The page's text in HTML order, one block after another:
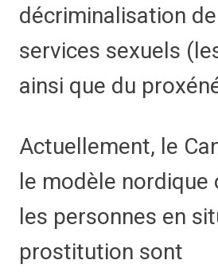
décriminalisation de
services sexuels
ainsi que du
Actuellement, le
le modèle nordique
les personnes en
prostitution sont